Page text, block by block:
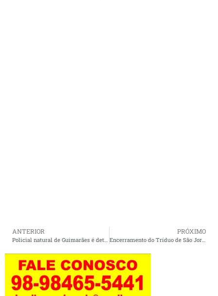
ANTERIOR
Policial natural de Guimarães é detido suspeito de matar casal da Baixada Maranhense em São Luís
PRÓXIMO
Encerramento do Tríduo de São Jorge promete noite de fé, alegria e música com o Ministério Guiados pela Fé.